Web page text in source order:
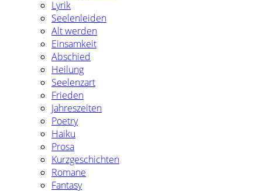
Lyrik
Seelenleiden
Alt werden
Einsamkeit
Abschied
Heilung
Seelenzart
Frieden
Jahreszeiten
Poetry
Haiku
Prosa
Kurzgeschichten
Romane
Fantasy